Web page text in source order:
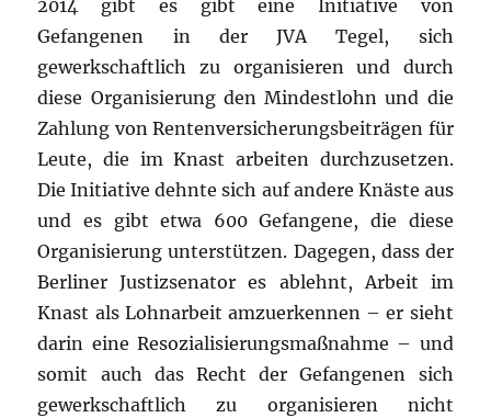
2014 gibt es gibt eine Initiative von
Gefangenen in der JVA Tegel, sich
gewerkschaftlich zu organisieren und durch
diese Organisierung den Mindestlohn und die
Zahlung von Rentenversicherungsbeiträgen für
Leute, die im Knast arbeiten durchzusetzen.
Die Initiative dehnte sich auf andere Knäste aus
und es gibt etwa 600 Gefangene, die diese
Organisierung unterstützen. Dagegen, dass der
Berliner Justizsenator es ablehnt, Arbeit im
Knast als Lohnarbeit amzuerkennen – er sieht
darin eine Resozialisierungsmaßnahme – und
somit auch das Recht der Gefangenen sich
gewerkschaftlich zu organisieren nicht